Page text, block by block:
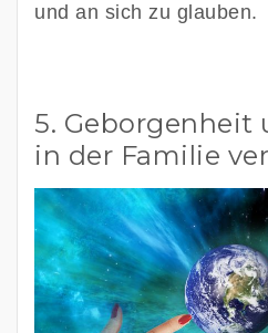
und an sich zu glauben.
5.
in der Familie